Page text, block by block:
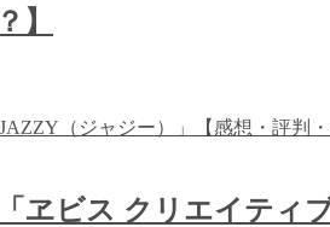
】
ヱビス クリエイティ